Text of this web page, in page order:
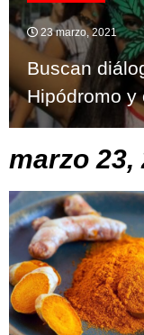
23 marzo, 2021
Buscan
Hipódromo y
marzo 23,